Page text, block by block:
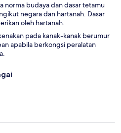
norma budaya dan dasar tetamu
negara dan hartanah. Dasar
oleh hartanah.
pada kanak-kanak berumur
apabila berkongsi peralatan